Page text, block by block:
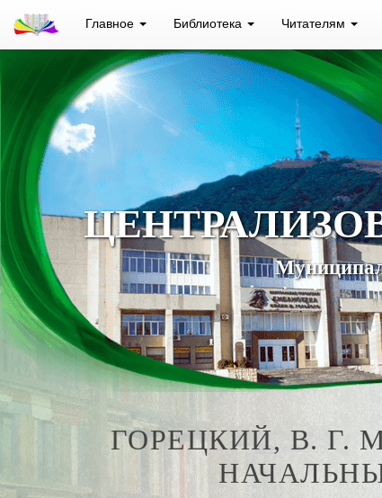
Главное Библиотека Читателям
ГОРЕЦКИЙ, В. Г.